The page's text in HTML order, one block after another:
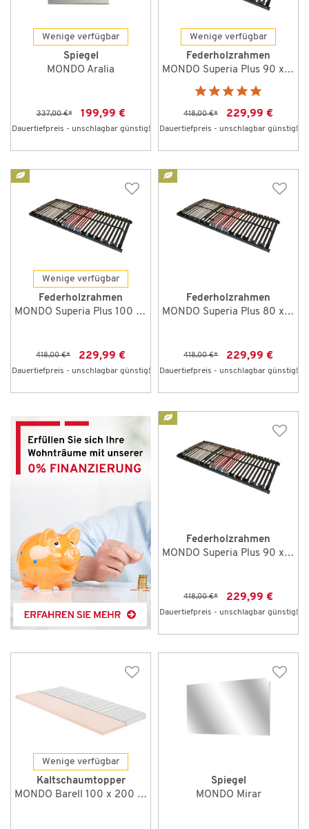
Wenige verfügbar
Spiegel
MONDO Aralia
337,00 €* 199,99 €
Dauertiefpreis - unschlagbar günstig!
Wenige verfügbar
Federholzrahmen
MONDO Superia Plus 90 x 200 cm NV
418,00 €* 229,99 €
Dauertiefpreis - unschlagbar günstig!
Wenige verfügbar
Federholzrahmen
MONDO Superia Plus 100 x 200 cm NV
418,00 €* 229,99 €
Dauertiefpreis - unschlagbar günstig!
Federholzrahmen
MONDO Superia Plus 80 x 200 cm NV
418,00 €* 229,99 €
Dauertiefpreis - unschlagbar günstig!
Federholzrahmen
MONDO Superia Plus 90 x 190 cm NV
418,00 €* 229,99 €
Dauertiefpreis - unschlagbar günstig!
Wenige verfügbar
Kaltschaumtopper
MONDO Barell 100 x 200 cm
Spiegel
MONDO Mirar